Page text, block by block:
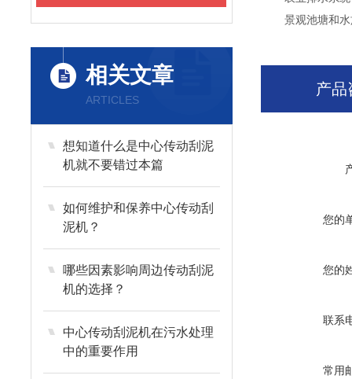
相关文章
ARTICLES
想知道什么是中心传动刮泥
机就不要错过本篇
如何维护和保养中心传动刮
泥机？
哪些因素影响周边传动刮泥
机的选择？
中心传动刮泥机在污水处理
中的重要作用
景观池塘和
产品
您的
您的
联系
常用